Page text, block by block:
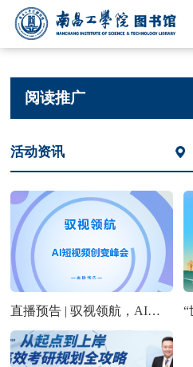
阅读推广
活动资讯
直播预告 | 驭视领航，AI短视频创变峰会--AI素养短视频大赛案例分享会暨颁奖仪式